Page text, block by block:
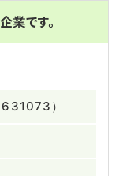
業です。
）